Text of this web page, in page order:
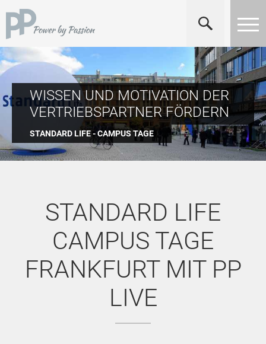
WISSEN UND MOTIVATION DER
VERTRIEBSPARTNER FÖRDERN
STANDARD LIFE - CAMPUS TAGE
STANDARD LIFE
CAMPUS TAGE
FRANKFURT MIT PP
LIVE